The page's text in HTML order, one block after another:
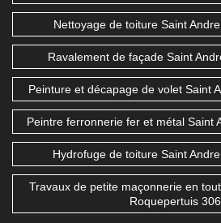
Nettoyage de toiture Saint
Ravalement de façade Saint
Peinture et décapage de volet Saint
Peintre ferronnerie fer et métal Saint
Hydrofuge de toiture Saint
Travaux de petite maçonnerie en
Roquepertuis